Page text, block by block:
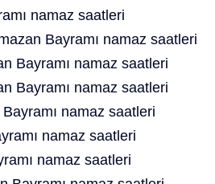
namaz saatleri
Bayramı namaz saatleri
Bayramı namaz saatleri
Bayramı namaz saatleri
namaz saatleri
namaz saatleri
namaz saatleri